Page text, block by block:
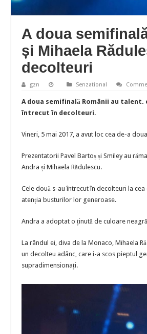
A doua
și Mihaela
decolteuri
gzn Senzational
A doua semifinală Românii au talent.
întrecut în decolteuri.
Vineri, 5 mai 2017, a avut loc cea de-a
Prezentatorii Pavel Bartoș și Smiley au
Andra și Mihaela Rădulescu.
Cele două s-au întrecut în decolteuri la
atenția busturilor lor generoase.
Andra a adoptat o ținută de culoare
La rândul ei, diva de la Monaco, Mihaela
un decolteu adânc, care i-a scos pieptul
supradimensionați.